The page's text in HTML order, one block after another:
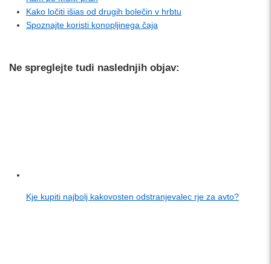
Kako ločiti išias od drugih bolečin v hrbtu
Spoznajte koristi konopljinega čaja
Ne spreglejte tudi naslednjih objav:
Kje kupiti najbolj kakovosten odstranjevalec rje za avto?